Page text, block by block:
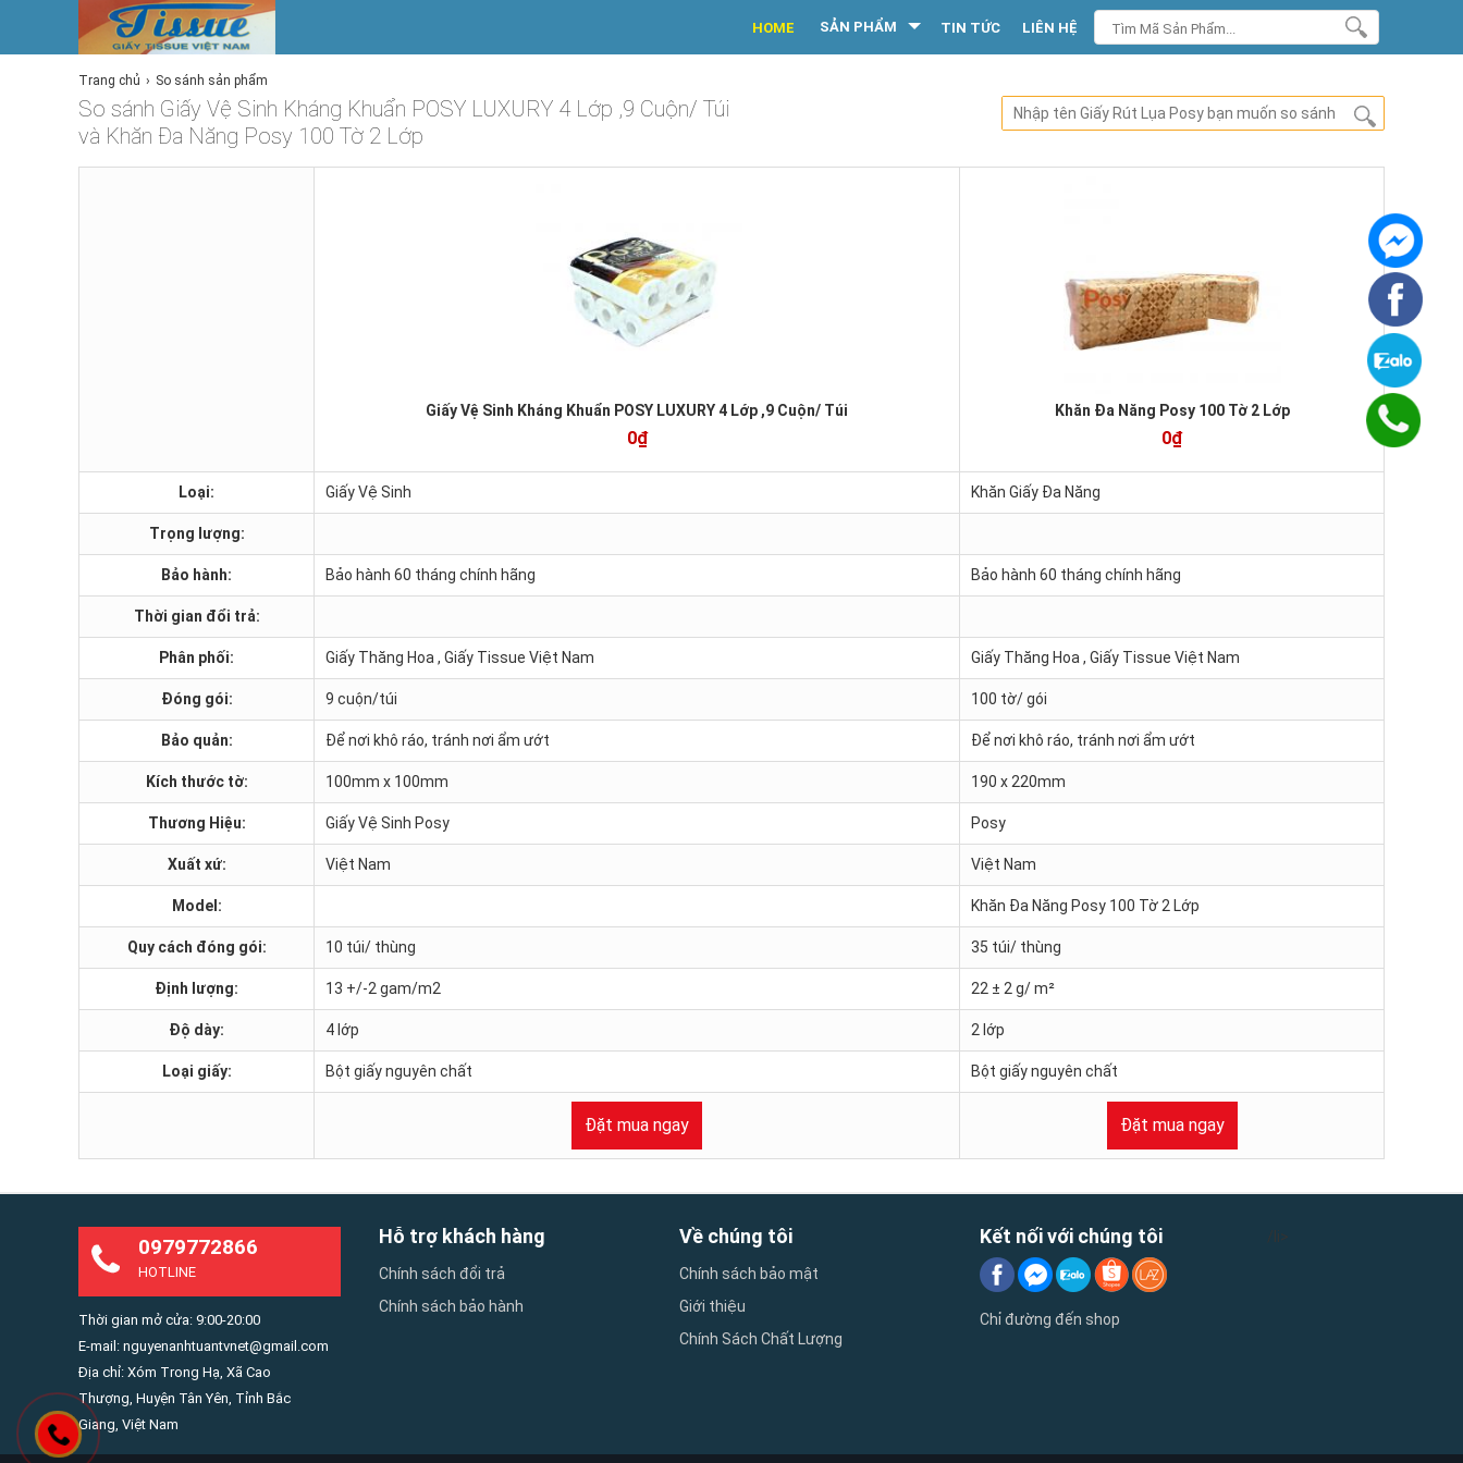
HOME SẢN PHẨM TIN TỨC LIÊN HỆ
Trang chủ So sánh sản phẩm
So sánh Giấy Vệ Sinh Kháng Khuẩn POSY LUXURY 4 Lớp ,9 Cuộn/ Túi
và Khăn Đa Năng Posy 100 Tờ 2 Lớp
Giấy Vệ Sinh Kháng Khuẩn POSY LUXURY 4 Lớp ,9 Cuộn/ Túi
0₫
Khăn Đa Năng Posy 100 Tờ 2 Lớp
0₫
Loại: Giấy Vệ Sinh Khăn Giấy Đa Năng
Trọng lượng:
Bảo hành: Bảo hành 60 tháng chính hãng Bảo hành 60 tháng chính hãng
Thời gian đổi trả:
Phân phối: Giấy Thăng Hoa , Giấy Tissue Việt Nam Giấy Thăng Hoa , Giấy Tissue Việt Nam
Đóng gói: 9 cuộn/túi 100 tờ/ gói
Bảo quản: Để nơi khô ráo, tránh nơi ẩm ướt Để nơi khô ráo, tránh nơi ẩm ướt
Kích thước tờ: 100mm x 100mm 190 x 220mm
Thương Hiệu: Giấy Vệ Sinh Posy Posy
Xuất xứ: Việt Nam Việt Nam
Model: Khăn Đa Năng Posy 100 Tờ 2 Lớp
Quy cách đóng gói: 10 túi/ thùng 35 túi/ thùng
Định lượng: 13 +/-2 gam/m2 22 ± 2 g/ m²
Độ dày: 4 lớp 2 lớp
Loại giấy: Bột giấy nguyên chất Bột giấy nguyên chất
Đặt mua ngay Đặt mua ngay
0979772866
HOTLINE
Thời gian mở cửa: 9:00-20:00
E-mail: nguyenanhtuantvnet@gmail.com
Địa chỉ: Xóm Trong Hạ, Xã Cao
Thượng, Huyện Tân Yên, Tỉnh Bắc
Giang, Việt Nam
Hỗ trợ khách hàng
Chính sách đổi trả
Chính sách bảo hành
Về chúng tôi
Chính sách bảo mật
Giới thiệu
Chính Sách Chất Lượng
/li>
Kết nối với chúng tôi
Chỉ đường đến shop